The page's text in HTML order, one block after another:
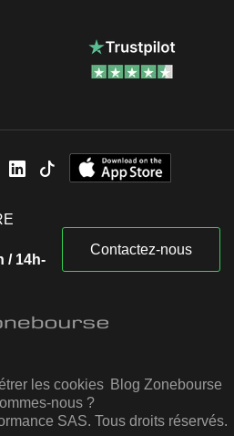
/ 14h-
Contactez-nous
les cookies Blog Zonebourse
nous ?
SAS. Tous droits réservés.